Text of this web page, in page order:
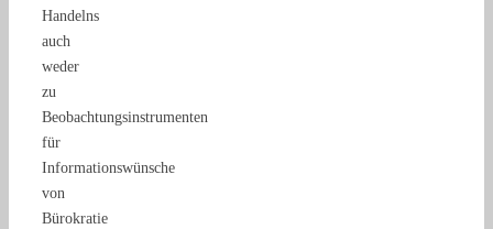
Handelns
auch
weder
zu
Beobachtungsinstrumenten
für
Informationswünsche
von
Bürokratie